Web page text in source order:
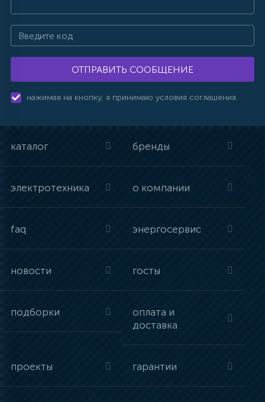
ОТПРАВИТЬ СООБЩЕНИЕ
нажимая на кнопку, я принимаю условия соглашения.
каталог бренды
электротехника о компании
faq энергосервис
новости госты
подборки
оплата и
доставка
проекты гарантии